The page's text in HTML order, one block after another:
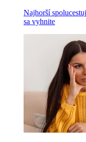
Najhorší
sa vyhnite